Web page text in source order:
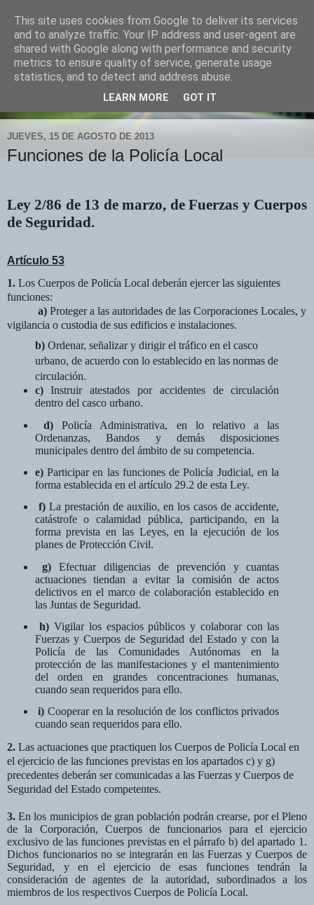
POLICÍA LOCAL "DOÑA
MENCÍA"
tlfno. 619 903 748 fax 957 748 026
JUEVES, 15 DE AGOSTO DE 2013
Funciones de la Policía Local
Ley 2/86 de 13 de marzo, de Fuerzas y Cuerpos
de Seguridad.
Artículo 53
1. Los Cuerpos de Policía Local deberán ejercer las siguientes
funciones:
a) Proteger a las autoridades de las Corporaciones Locales, y
vigilancia o custodia de sus edificios e instalaciones.
b) Ordenar, señalizar y dirigir el tráfico en el casco
urbano, de acuerdo con lo establecido en las normas de
circulación.
c)Instruir atestados por accidentes de circulación
dentro del casco urbano.
d)Policía Administrativa, en lo relativo a las
Ordenanzas, Bandos y demás disposiciones
municipales dentro del ámbito de su competencia.
e) Participar en las funciones de Policía Judicial, en la
forma establecida en el artículo 29.2 de esta Ley.
f) La prestación de auxilio, en los casos de accidente,
catástrofe o calamidad pública, participando, en la
forma prevista en las Leyes, en la ejecución de los
planes de Protección Civil.
g)Efectuar diligencias de prevención y cuantas
actuaciones tiendan a evitar la comisión de actos
delictivos en el marco de colaboración establecido en
las Juntas de Seguridad.
h)Vigilar los espacios públicos y colaborar con las
Fuerzas y Cuerpos de Seguridad del Estado y con la
Policía de las Comunidades Autónomas en la
protección de las manifestaciones y el mantenimiento
del orden en grandes concentraciones humanas,
cuando sean requeridos para ello.
i) Cooperar en la resolución de los conflictos privados
cuando sean requeridos para ello.
2. Las actuaciones que practiquen los Cuerpos de Policía Local en
el ejercicio de las funciones previstas en los apartados c) y g)
precedentes deberán ser comunicadas a las Fuerzas y Cuerpos de
Seguridad del Estado competentes.
3. En los municipios de gran población podrán crearse, por el Pleno
de la Corporación, Cuerpos de funcionarios para el ejercicio
exclusivo de las funciones previstas en el párrafo b) del apartado 1.
Dichos funcionarios no se integrarán en las Fuerzas y Cuerpos de
Seguridad, y en el ejercicio de esas funciones tendrán la
consideración de agentes de la autoridad, subordinados a los
miembros de los respectivos Cuerpos de Policía Local.
This site uses cookies from Google to deliver its services
and to analyze traffic. Your IP address and user-agent are
shared with Google along with performance and security
metrics to ensure quality of service, generate usage
statistics, and to detect and address abuse.
LEARN MORE GOT IT